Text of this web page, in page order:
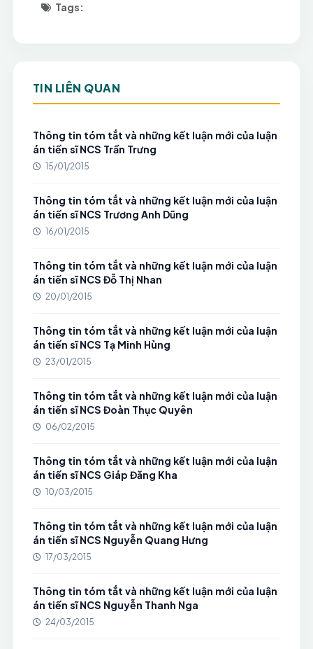
Tags:
TIN LIÊN QUAN
Thông tin tóm tắt và những kết luận mới của luận
án tiến sĩ NCS Trần Trưng
15/01/2015
Thông tin tóm tắt và những kết luận mới của luận
án tiến sĩ NCS Trương Anh Dũng
16/01/2015
Thông tin tóm tắt và những kết luận mới của luận
án tiến sĩ NCS Đỗ Thị Nhan
20/01/2015
Thông tin tóm tắt và những kết luận mới của luận
án tiến sĩ NCS Tạ Minh Hùng
23/01/2015
Thông tin tóm tắt và những kết luận mới của luận
án tiến sĩ NCS Đoàn Thục Quyên
06/02/2015
Thông tin tóm tắt và những kết luận mới của luận
án tiến sĩ NCS Giáp Đăng Kha
10/03/2015
Thông tin tóm tắt và những kết luận mới của luận
án tiến sĩ NCS Nguyễn Quang Hưng
17/03/2015
Thông tin tóm tắt và những kết luận mới của luận
án tiến sĩ NCS Nguyễn Thanh Nga
24/03/2015